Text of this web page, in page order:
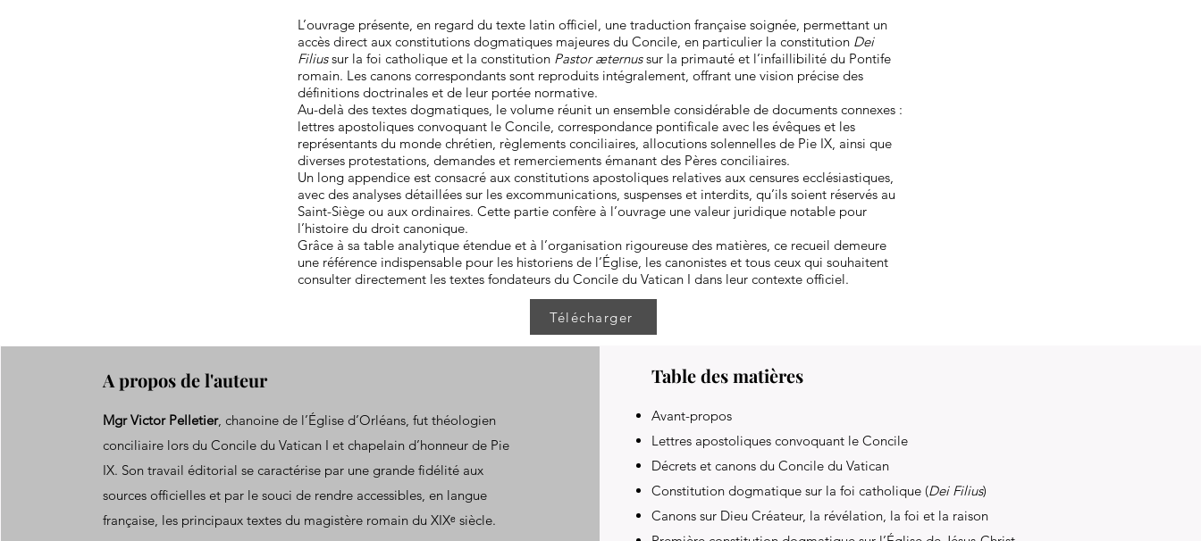
L’ouvrage présente, en regard du texte latin officiel, une traduction française soignée, permettant un
accès direct aux constitutions dogmatiques majeures du Concile, en particulier la constitution Dei
Filiussur la foi catholique et la constitution Pastor æternussur la primauté et l’infaillibilité du Pontife
romain. Les canons correspondants sont reproduits intégralement, offrant une vision précise des
définitions doctrinales et de leur portée normative.
Au-delà des textes dogmatiques, le volume réunit un ensemble considérable de documents connexes :
lettres apostoliques convoquant le Concile, correspondance pontificale avec les évêques et les
représentants du monde chrétien, règlements conciliaires, allocutions solennelles de Pie IX, ainsi que
diverses protestations, demandes et remerciements émanant des Pères conciliaires.
Un long appendice est consacré aux constitutions apostoliques relatives aux censures ecclésiastiques,
avec des analyses détaillées sur les excommunications, suspenses et interdits, qu’ils soient réservés au
Saint-Siège ou aux ordinaires. Cette partie confère à l’ouvrage une valeur juridique notable pour
l’histoire du droit canonique.
Grâce à sa table analytique étendue et à l’organisation rigoureuse des matières, ce recueil demeure
une référence indispensable pour les historiens de l’Église, les canonistes et tous ceux qui souhaitent
consulter directement les textes fondateurs du Concile du Vatican I dans leur contexte officiel.
Télécharger
A propos de l'auteur
Mgr Victor Pelletier, chanoine de l’Église d’Orléans, fut théologien
conciliaire lors du Concile du Vatican I et chapelain d’honneur de Pie
IX. Son travail éditorial se caractérise par une grande fidélité aux
sources officielles et par le souci de rendre accessibles, en langue
française, les principaux textes du magistère romain du XIXᵉ siècle.
Table des matières
Avant-propos
Lettres apostoliques convoquant le Concile
Décrets et canons du Concile du Vatican
Constitution dogmatique sur la foi catholique (Dei Filius)
Canons sur Dieu Créateur, la révélation, la foi et la raison